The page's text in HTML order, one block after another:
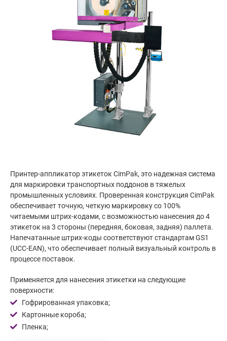
Принтер-аппликатор этикеток CimPak, это надежная система
для маркировки транспортных поддонов в тяжелых
промышленных условиях. Проверенная конструкция CimPak
обеспечивает точную, четкую маркировку со 100%
читаемыми штрих-кодами, с возможностью нанесения до 4
этикеток на 3 стороны (передняя, боковая, задняя) паллета.
Напечатанные штрих-коды соответствуют стандартам GS1
(UCC-EAN), что обеспечивает полный визуальный контроль в
процессе поставок.
Применяется для нанесения этикетки на следующие
поверхности:
Гофрированная упаковка;
Картонные короба;
Пленка;